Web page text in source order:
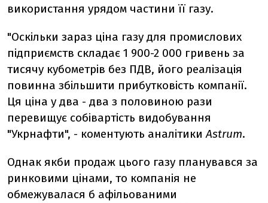
використання урядом частини її газу.
"Оскільки зараз ціна газу для промислових
підприємств складає 1 900-2 000 гривень за
тисячу кубометрів без ПДВ, його реалізація
повинна збільшити прибутковість компанії.
Ця ціна у два - два з половиною рази
перевищує собівартість видобування
"Укрнафти", - коментують аналітикиAstrum.
Однак якби продаж цього газу планувався за
ринковими цінами, то компанія не
обмежувалася б афільованими